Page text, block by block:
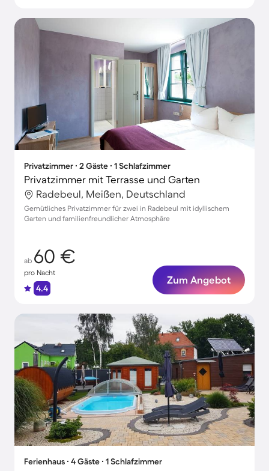
Privatzimmer ∙ 2 Gäste ∙ 1 Schlafzimmer
Privatzimmer mit Terrasse und Garten
Radebeul, Meißen, Deutschland
Gemütliches Privatzimmer für zwei in Radebeul mit idyllischem
Garten und familienfreundlicher Atmosphäre
ab 60 €
pro Nacht
4.4
Zum Angebot
Ferienhaus ∙ 4 Gäste ∙ 1 Schlafzimmer